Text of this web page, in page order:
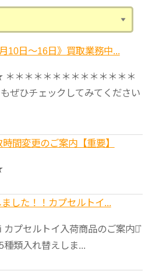
10日～16日》買取業務中...
＊＊＊＊＊＊＊＊＊＊＊＊＊
ぜひチェックしてみてください
時間変更のご案内【重要】
した！！カプセルトイ...
カプセルトイ入荷商品のご案内⋆͛
種類入れ替えしま...